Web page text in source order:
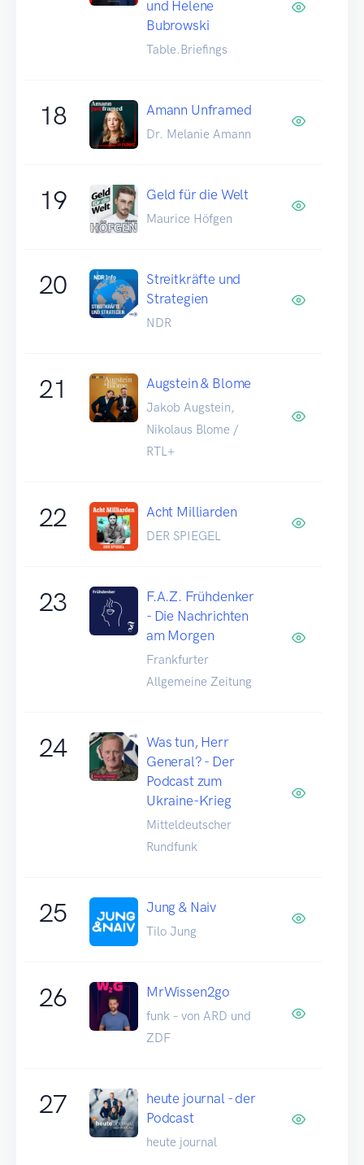
und Helene
Bubrowski
Table.Briefings
18 Amann Unframed
Dr. Melanie Amann
19 Geld für die Welt
Maurice Höfgen
20
Streitkräfte und
Strategien
NDR
21 Augstein & Blome
Jakob Augstein,
Nikolaus Blome /
RTL+
22 Acht Milliarden
DER SPIEGEL
23
F.A.Z. Frühdenker
- Die Nachrichten
am Morgen
Frankfurter
Allgemeine Zeitung
24
Was tun, Herr
General? - Der
Podcast zum
Ukraine-Krieg
Mitteldeutscher
Rundfunk
25 Jung & Naiv
Tilo Jung
26 MrWissen2go
funk – von ARD und
ZDF
27
heute journal - der
Podcast
heute journal